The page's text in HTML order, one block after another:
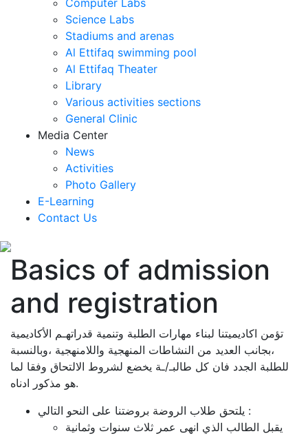
Computer Labs
Science Labs
Stadiums and arenas
Al Ettifaq swimming pool
Al Ettifaq Theater
Library
Various activities sections
General Clinic
Media Center
News
Activities
Photo Gallery
E-Learning
Contact Us
Basics of admission
and registration
تؤمن اكاديميتنا لبناء مهارات الطلبة وتنمية قدراتهـم الأكاديمية
،بجانب العديد من النشاطات المنهجية واللامنهجية ،وبالنسبة
للطلبة الجدد فان كل طالبـ/ـة يخضع لشروط الالتحاق وفقا لما
هو مذكور ادناه.
يلتحق طلاب الروضة بروضتنا على النحو التالي :
يقبل الطالب الذي انهى عمر ثلاث سنوات وثمانية